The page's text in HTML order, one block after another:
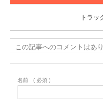
トラッ
この記事へのコメントはあり
名前 ( 必須 )